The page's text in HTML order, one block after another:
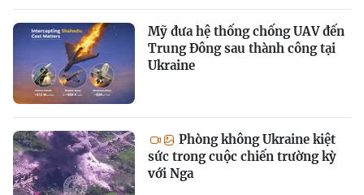
Mỹ đưa hệ thống chống UAV đến
Trung Đông sau thành công tại
Ukraine
Phòng không Ukraine kiệt
sức trong cuộc chiến trường kỳ
với Nga